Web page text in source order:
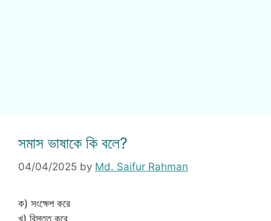
সমাস ভাষাকে কি বলে?
04/04/2025 by Md. Saifur Rahman
ক) সংক্ষেপ করে
খ) বিস্তৃত করে